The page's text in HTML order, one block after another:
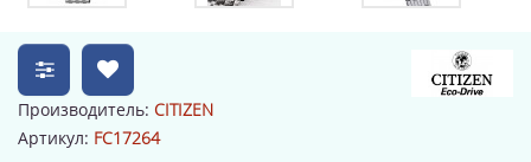
Производитель: CITIZEN
Артикул: FC17264